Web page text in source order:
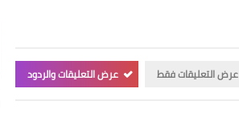
عرض التعليقات فقط عرض التعليقات والردود